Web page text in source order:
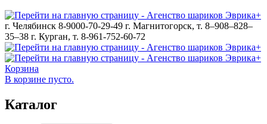
г. Челябинск 8-9000-70-29-49 г. Магнитогорск, т. 8–908–828–
35–38 г. Курган, т. 8-961-752-60-72
Корзина
В корзине пусто.
Каталог